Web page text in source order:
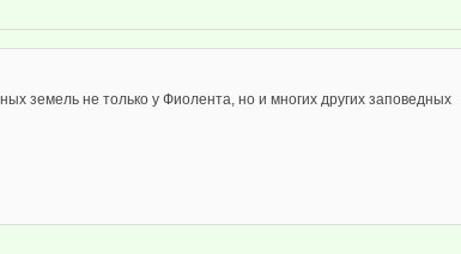
земель не только у Фиолента, но и многих других заповедных